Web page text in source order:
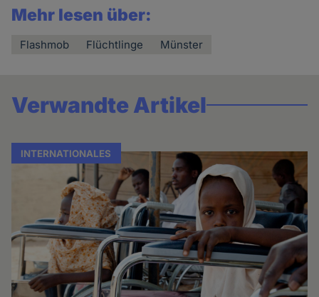
Mehr lesen über:
Flashmob Flüchtlinge Münster
Verwandte Artikel
INTERNATIONALES